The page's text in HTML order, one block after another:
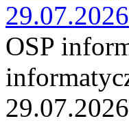
29.07.2026
OSP